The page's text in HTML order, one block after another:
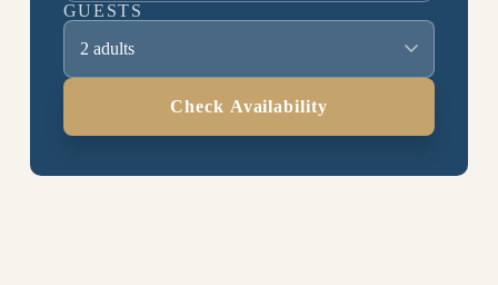
GUESTS
2 adults
Check Availability